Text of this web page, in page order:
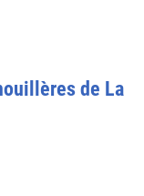
de La